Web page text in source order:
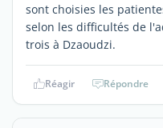
sont choisies les
selon les difficultés de
trois à Dzaoudzi.
Réagir Répondre